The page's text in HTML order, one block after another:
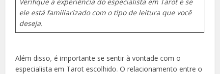
ele está familiarizado com o tipo de leitura que você
deseja.
Além disso, é importante se sentir à vontade com o
especialista em Tarot escolhido. O relacionamento entre o